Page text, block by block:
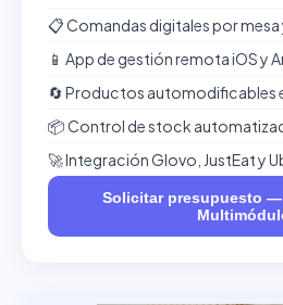
📋 Comandas digitales por mesa
📱 App de gestión remota iOS y
🔄 Productos automodificables
📦 Control de stock
🚀 Integración Glovo, JustEat y
Solicitar presupuesto —